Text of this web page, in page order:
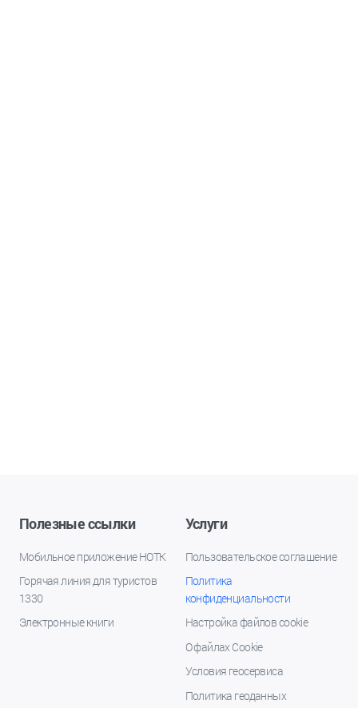
Полезные ссылки
Мобильное приложение НОТК
Горячая линия для туристов
1330
Электронные книги
Услуги
Пользовательское соглашение
Политика
конфиденциальности
Настройка файлов cookie
О файлах Cookie
Условия геосервиса
Политика геоданных